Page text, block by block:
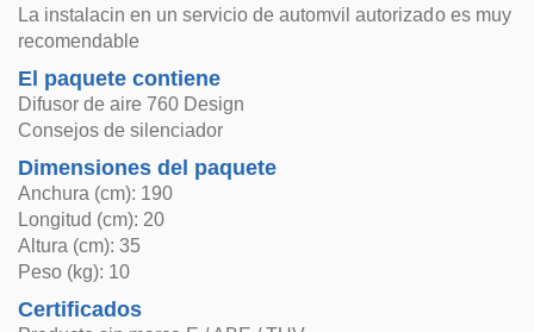
La instalacin en un servicio de automvil autorizado es muy
recomendable
El paquete contiene
Difusor de aire 760 Design
Consejos de silenciador
Dimensiones del paquete
Anchura (cm): 190
Longitud (cm): 20
Altura (cm): 35
Peso (kg): 10
Certificados